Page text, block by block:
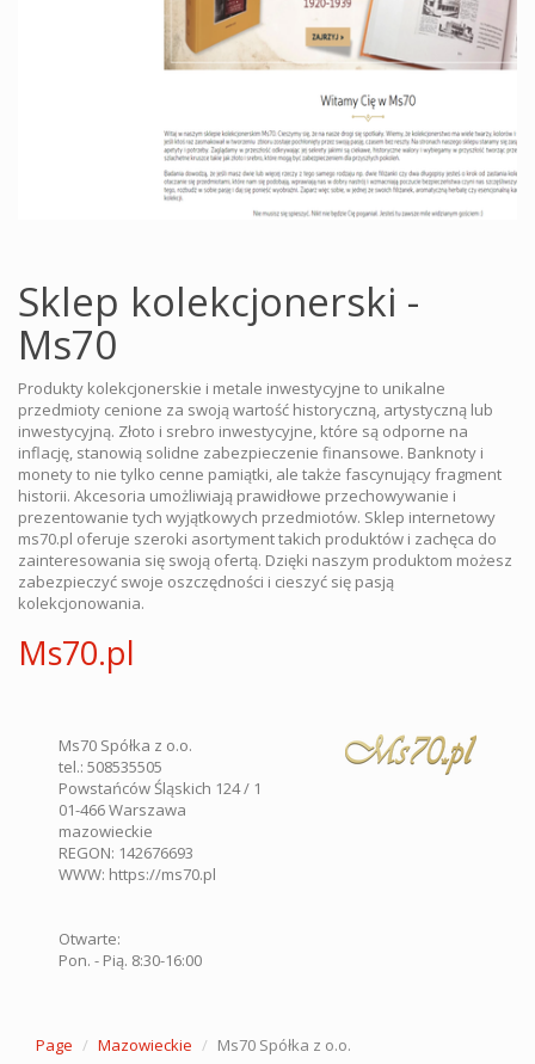
Sklep kolekcjonerski -
Ms70
Produkty kolekcjonerskie i metale inwestycyjne to unikalne
przedmioty cenione za swoją wartość historyczną, artystyczną lub
inwestycyjną. Złoto i srebro inwestycyjne, które są odporne na
inflację, stanowią solidne zabezpieczenie finansowe. Banknoty i
monety to nie tylko cenne pamiątki, ale także fascynujący fragment
historii. Akcesoria umożliwiają prawidłowe przechowywanie i
prezentowanie tych wyjątkowych przedmiotów. Sklep internetowy
ms70.pl oferuje szeroki asortyment takich produktów i zachęca do
zainteresowania się swoją ofertą. Dzięki naszym produktom możesz
zabezpieczyć swoje oszczędności i cieszyć się pasją
kolekcjonowania.
Ms70.pl
Ms70 Spółka z o.o.
tel.: 508535505
Powstańców Śląskich 124 / 1
01-466Warszawa
mazowieckie
REGON: 142676693
WWW: https://ms70.pl
Otwarte:
Pon. - Pią. 8:30-16:00
Page Mazowieckie Ms70 Spółka z o.o.